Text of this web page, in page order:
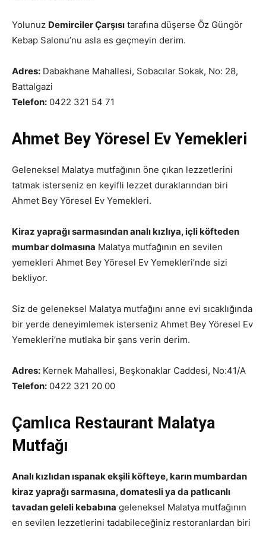
Yolunuz Demirciler Çarşısı tarafına düşerse Öz Güngör
Kebap Salonu’nu asla es geçmeyin derim.
Adres: Dabakhane Mahallesi, Sobacılar Sokak, No: 28,
Battalgazi
Telefon: 0422 321 54 71
Ahmet Bey Yöresel Ev Yemekleri
Geleneksel Malatya mutfağının öne çıkan lezzetlerini
tatmak isterseniz en keyifli lezzet duraklarından biri
Ahmet Bey Yöresel Ev Yemekleri.
Kiraz yaprağı sarmasından analı kızlıya, içli köfteden
mumbar dolmasına Malatya mutfağının en sevilen
yemekleri Ahmet Bey Yöresel Ev Yemekleri’nde sizi
bekliyor.
Siz de geleneksel Malatya mutfağını anne evi sıcaklığında
bir yerde deneyimlemek isterseniz Ahmet Bey Yöresel Ev
Yemekleri’ne mutlaka bir şans verin derim.
Adres: Kernek Mahallesi, Beşkonaklar Caddesi, No:41/A
Telefon: 0422 321 20 00
Çamlıca Restaurant Malatya
Mutfağı
Analı kızlıdan ıspanak ekşili köfteye, karın mumbardan
kiraz yaprağı sarmasına, domatesli ya da patlıcanlı
tavadan geleli kebabına geleneksel Malatya mutfağının
en sevilen lezzetlerini tadabileceğiniz restoranlardan biri